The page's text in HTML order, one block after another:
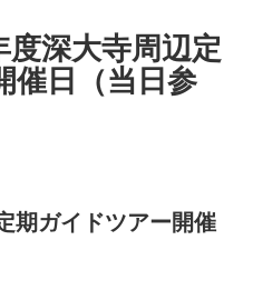
度深大寺周辺定
催日（当日参
期ガイドツアー開催